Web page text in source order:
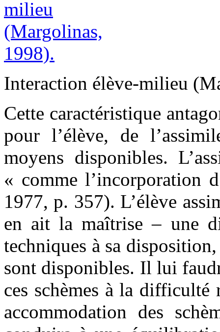
Interaction élève-milieu
Cette caractéristique
pour l’élève, de
moyens disponibles.
« comme l’incorporation
1977, p. 357). L’élève
en ait la maîtrise – une
techniques à sa
sont disponibles. Il lui
ces schèmes à la difficulté
accommodation des